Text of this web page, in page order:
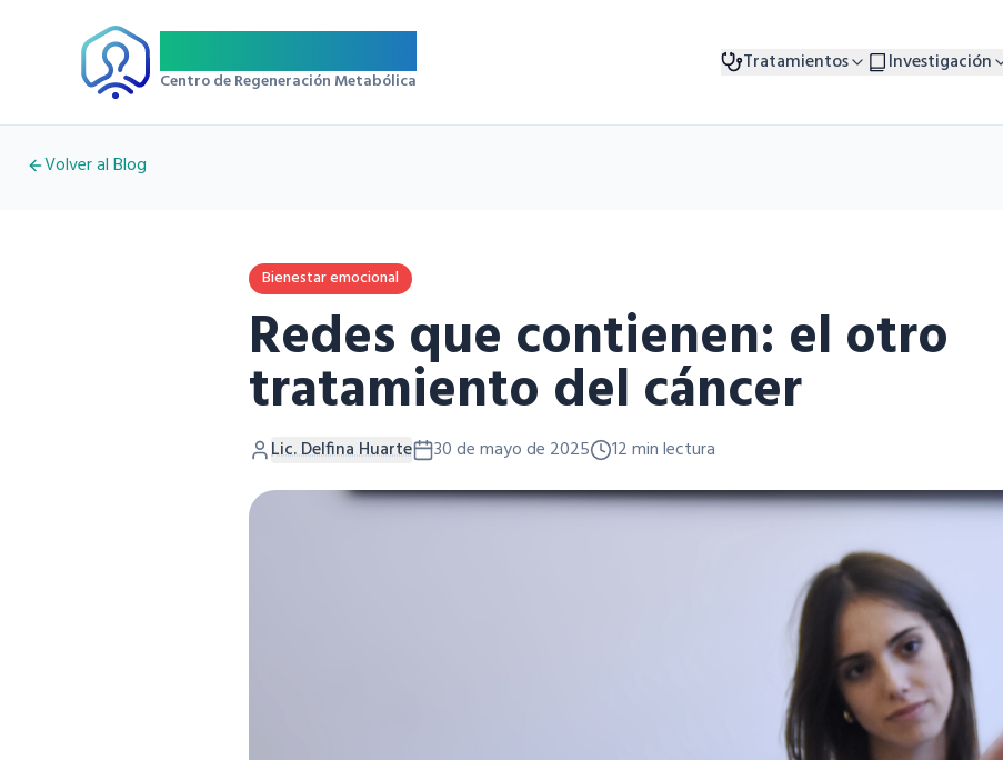
Centro de Regeneración Metabólica
Tratamientos Investigación
Volver al Blog
Bienestar emocional
Redes que contienen: el otro
tratamiento del cáncer
Lic. Delfina Huarte 30 de mayo de 2025 12 min lectura